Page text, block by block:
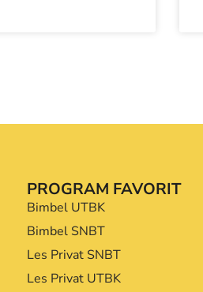
PROGRAM FAVORIT
Bimbel UTBK
Bimbel SNBT
Les Privat SNBT
Les Privat UTBK